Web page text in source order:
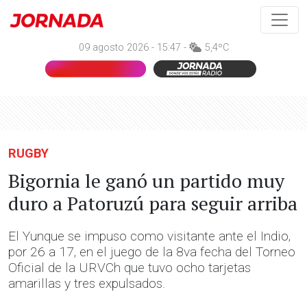
09 agosto 2026 - 15:47 - 5,4ºC
RUGBY
Bigornia le ganó un partido muy
duro a Patoruzú para seguir arriba
El Yunque se impuso como visitante ante el Indio,
por 26 a 17, en el juego de la 8va fecha del Torneo
Oficial de la URVCh que tuvo ocho tarjetas
amarillas y tres expulsados.